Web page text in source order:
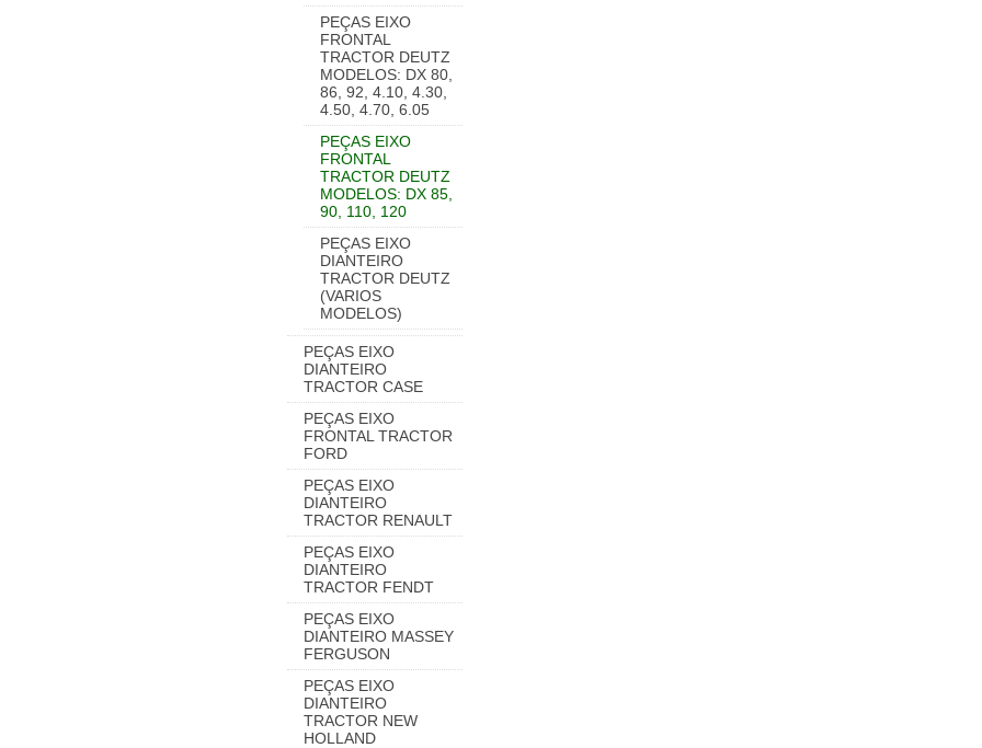
PEÇAS EIXO
FRONTAL
TRACTOR DEUTZ
MODELOS: DX 80,
86, 92, 4.10, 4.30,
4.50, 4.70, 6.05
PEÇAS EIXO
FRONTAL
TRACTOR DEUTZ
MODELOS: DX 85,
90, 110, 120
PEÇAS EIXO
DIANTEIRO
TRACTOR DEUTZ
(VARIOS
MODELOS)
PEÇAS EIXO
DIANTEIRO
TRACTOR CASE
PEÇAS EIXO
FRONTAL TRACTOR
FORD
PEÇAS EIXO
DIANTEIRO
TRACTOR RENAULT
PEÇAS EIXO
DIANTEIRO
TRACTOR FENDT
PEÇAS EIXO
DIANTEIRO MASSEY
FERGUSON
PEÇAS EIXO
DIANTEIRO
TRACTOR NEW
HOLLAND